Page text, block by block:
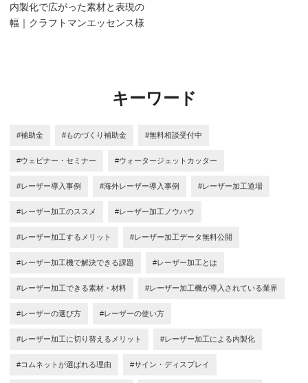
内製化で広がった素材と表現の
幅｜クラフトマンエッセンス様
キーワード
#補助金 #ものづくり補助金 #無料相談受付中
#ウェビナー・セミナー #ウォータージェットカッター
#レーザー導入事例 #海外レーザー導入事例 #レーザー加工道場
#レーザー加工のススメ #レーザー加工ノウハウ
#レーザー加工するメリット #レーザー加工データ無料公開
#レーザー加工機で解決できる課題 #レーザー加工とは
#レーザー加工できる素材・材料 #レーザー加工機が導入されている業界
#レーザーの選び方 #レーザーの使い方
#レーザー加工に切り替えるメリット #レーザー加工による内製化
#コムネットが選ばれる理由 #サイン・ディスプレイ